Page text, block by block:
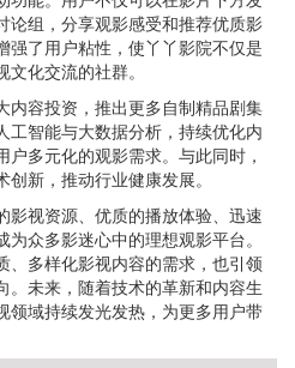
论组，分享观影感受和推荐优质影
强了用户粘性，使丫丫影院不仅是
化交流的社群。
内容投资，推出更多自制精品剧集
工智能与大数据分析，持续优化内
多元化的观影需求。与此同时，
新，推动行业健康发展。
影视资源、优质的播放体验、迅速
众多影迷心中的理想观影平台。
、多样化影视内容的需求，也引领
。未来，随着技术的革新和内容生
领域持续发光发热，为更多用户带